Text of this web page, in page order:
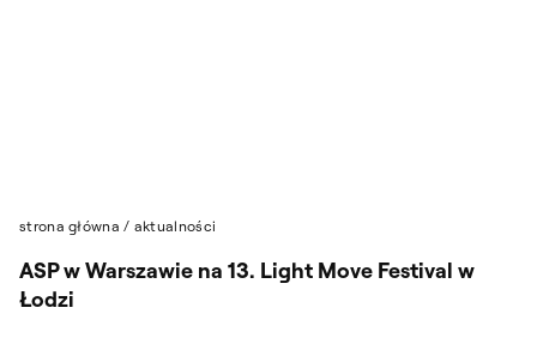
strona główna / aktualności
ASP w Warszawie na 13. Light Move Festival w
Łodzi